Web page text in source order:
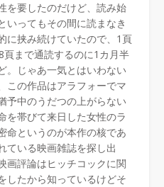
を要したのだけど、読み始
いってもその間に読まなき
に挟み続けていたので、1頁
まで通読するのに1カ月半
。じゃあ一気とはいわない
この作品はアラフォーでマ
予中のうだつの上がらない
を帯びて来日した女性のラ
命というのが本作の核であ
ている映画雑誌を探し出
画評論はヒッチコックに関
したから知っているけどそ